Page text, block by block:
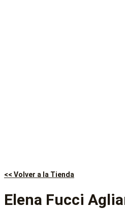
<< Volver a la Tienda
Elena Fucci